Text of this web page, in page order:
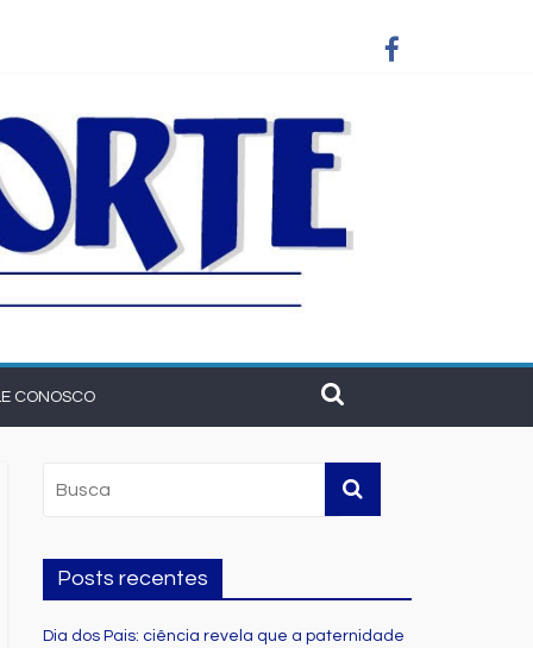
união do municipalismo baiano
CONOSCO
Posts recentes
Dia dos Pais: ciência revela que a paternidade